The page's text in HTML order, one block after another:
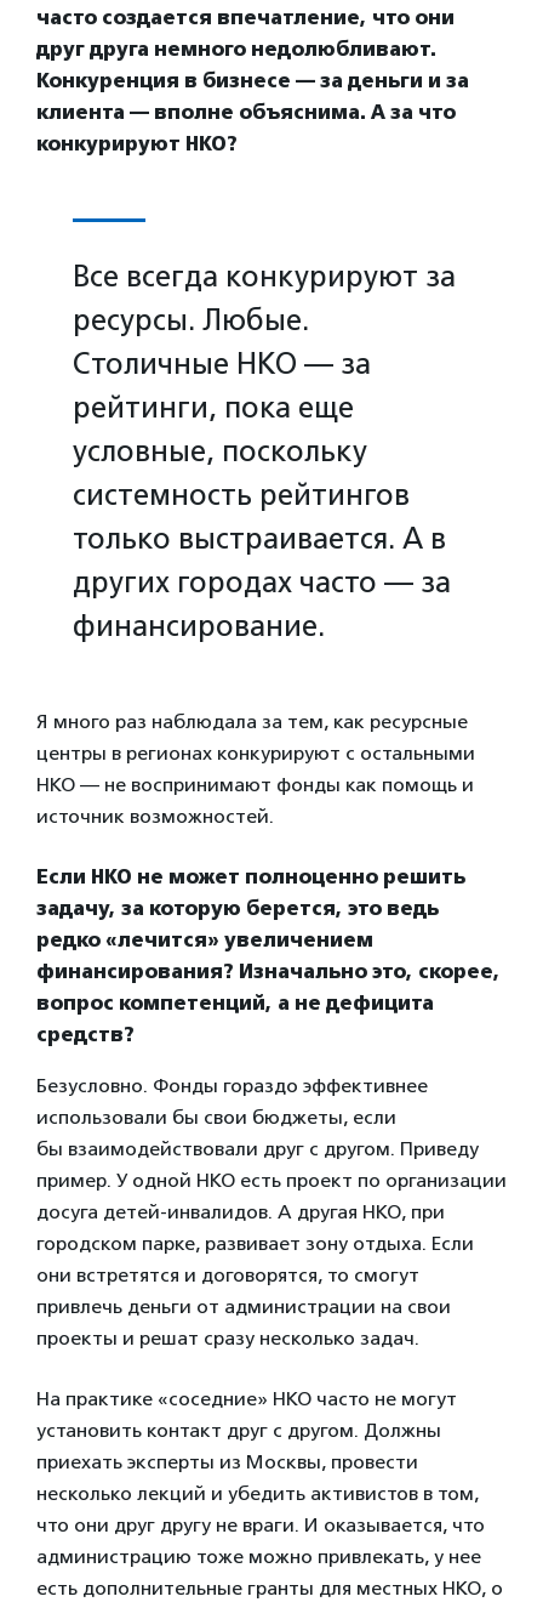
часто создается впечатление, что они
друг друга немного недолюбливают.
Конкуренция в бизнесе — за деньги и за
клиента — вполне объяснима. А за что
конкурируют НКО?
Все всегда конкурируют за
ресурсы. Любые.
Столичные НКО — за
рейтинги, пока еще
условные, поскольку
системность рейтингов
только выстраивается. А в
других городах часто — за
финансирование.
Я много раз наблюдала за тем, как ресурсные
центры в регионах конкурируют с остальными
НКО — не воспринимают фонды как помощь и
источник возможностей.
Если НКО не может полноценно решить
задачу, за которую берется, это ведь
редко «лечится» увеличением
финансирования? Изначально это, скорее,
вопрос компетенций, а не дефицита
средств?
Безусловно. Фонды гораздо эффективнее
использовали бы свои бюджеты, если
бы взаимодействовали друг с другом. Приведу
пример. У одной НКО есть проект по организации
досуга детей-инвалидов. А другая НКО, при
городском парке, развивает зону отдыха. Если
они встретятся и договорятся, то смогут
привлечь деньги от администрации на свои
проекты и решат сразу несколько задач.
На практике «соседние» НКО часто не могут
установить контакт друг с другом. Должны
приехать эксперты из Москвы, провести
несколько лекций и убедить активистов в том,
что они друг другу не враги. И оказывается, что
администрацию тоже можно привлекать, у нее
есть дополнительные гранты для местных НКО, о